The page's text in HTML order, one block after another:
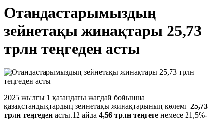
Отандастарымыздың
зейнетақы жинақтары 25,73
трлн теңгеден асты
2025 жылғы 1 қазандағы жағдай бойынша
қазақстандықтардың зейнетақы жинақтарының көлемі 25,73
трлн теңгеден асты.12 айда 4,56 трлн теңгеге немесе 21,5%-